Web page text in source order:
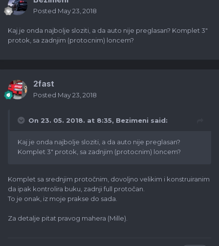
Posted May 23, 2018
Kaj je onda najbolje sloziti, a da auto nije preglasan? Komplet 3"
protok, sa zadnjim (protocnim) loncem?
2fast
Posted May 23, 2018
On 23. 05. 2018. at 8:35, Bezimeni said:
Kaj je onda najbolje sloziti, a da auto nije preglasan?
Komplet 3" protok, sa zadnjim (protocnim) loncem?
Komplet sa srednjim protočnim, dovoljno velikim i konstruiranim
da ipak kontrolira buku, zadnji full protočan.
To je onak, iz moje prakse do sada.
Za detalje pitat pravog mahera (Mille).